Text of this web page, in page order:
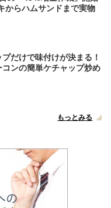
からハムサンドまで実物
だけで味付けが決まる！
ンの簡単ケチャップ炒め
もっとみる